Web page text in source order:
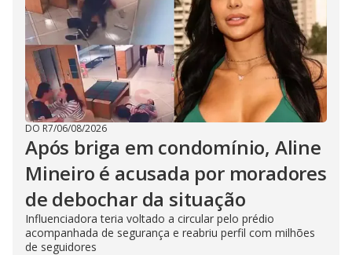
DO R7/06/08/2026
Após briga em condomínio, Aline
Mineiro é acusada por moradores
de debochar da situação
Influenciadora teria voltado a circular pelo prédio
acompanhada de segurança e reabriu perfil com milhões
de seguidores